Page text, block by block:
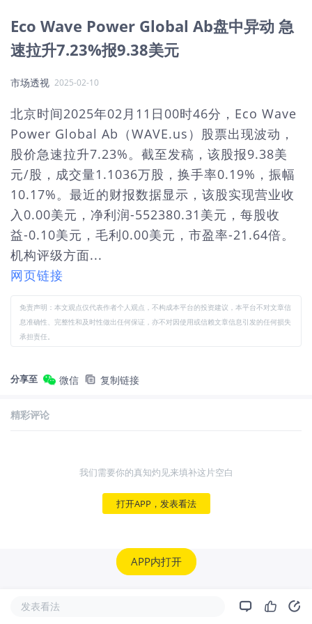
Eco Wave Power Global Ab盘中异动 急
速拉升7.23%报9.38美元
市场透视 2025-02-10
北京时间2025年02月11日00时46分，Eco Wave
Power Global Ab（WAVE.us）股票出现波动，
股价急速拉升7.23%。截至发稿，该股报9.38美
元/股，成交量1.1036万股，换手率0.19%，振幅
10.17%。最近的财报数据显示，该股实现营业收
入0.00美元，净利润-552380.31美元，每股收
益-0.10美元，毛利0.00美元，市盈率-21.64倍。
机构评级方面...
网页链接
免责声明：本文观点仅代表作者个人观点，不构成本平台的投资建议，本平台不对文章信
息准确性、完整性和及时性做出任何保证，亦不对因使用或信赖文章信息引发的任何损失
承担责任。
分享至 微信 复制链接
精彩评论
我们需要你的真知灼见来填补这片空白
打开APP，发表看法
APP内打开
发表看法